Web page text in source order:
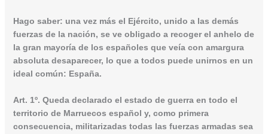
Hago saber: una vez más el Ejército, unido a las demás
fuerzas de la nación, se ve obligado a recoger el anhelo de
la gran mayoría de los españoles que veía con amargura
absoluta desaparecer, lo que a todos puede unirnos en un
ideal común: España.
Art. 1º. Queda declarado el estado de guerra en todo el
territorio de Marruecos español y, como primera
consecuencia, militarizadas todas las fuerzas armadas sea